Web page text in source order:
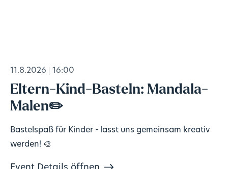
11.8.2026 16:00
Eltern-Kind-Basteln: Mandala-
Malen✏️
Bastelspaß für Kinder - lasst uns gemeinsam kreativ
werden! 🎨